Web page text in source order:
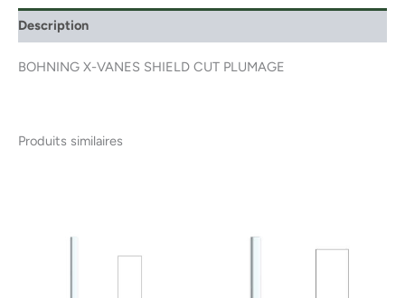
Description
BOHNING X-VANES SHIELD CUT PLUMAGE
Produits similaires